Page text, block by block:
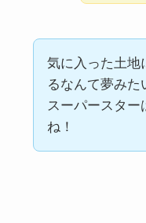
気に入った土地
るなんて夢みた
スーパースター
ね！